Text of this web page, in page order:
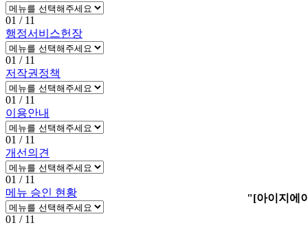
01 / 11
행정서비스헌장
01 / 11
저작권정책
01 / 11
이용안내
01 / 11
개선의견
01 / 11
메뉴 승인 현황
01 / 11
"[아이지에